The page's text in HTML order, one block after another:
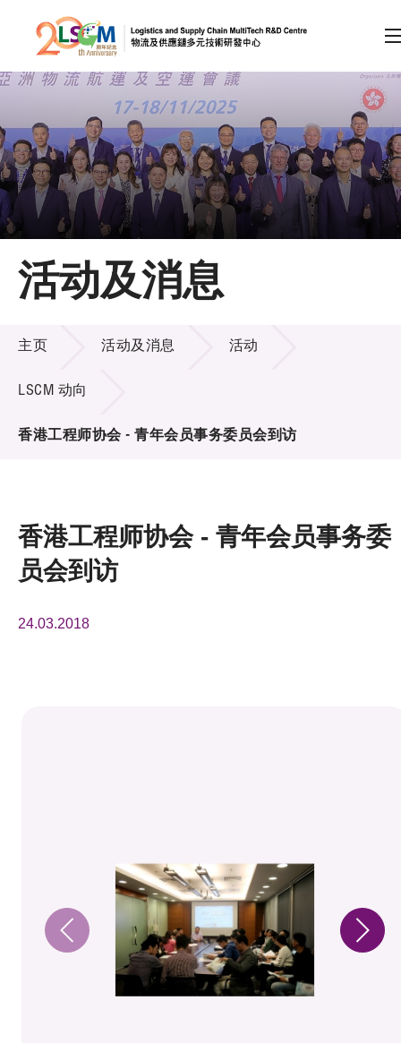
跳到内容（按回车键）
会员登录
A A EN 繁 简
主页
关于LSCM
技术商品化
项目及资助计划
新闻中心
活动及消息
活动及消息
主页 活动及消息 活动
LSCM 动向
香港工程师协会 - 青年会员事务委员会到访
香港工程师协会 - 青年会员事务委
员会到访
24.03.2018